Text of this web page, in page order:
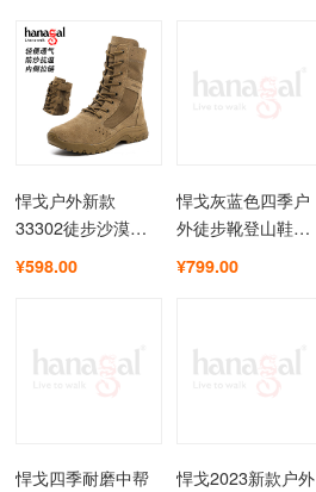
悍戈户外新款
33302徒步沙漠靴
¥598.00
悍戈灰蓝色四季户
外徒步靴登山鞋全
¥799.00
悍戈四季耐磨中帮
悍戈2023新款户外